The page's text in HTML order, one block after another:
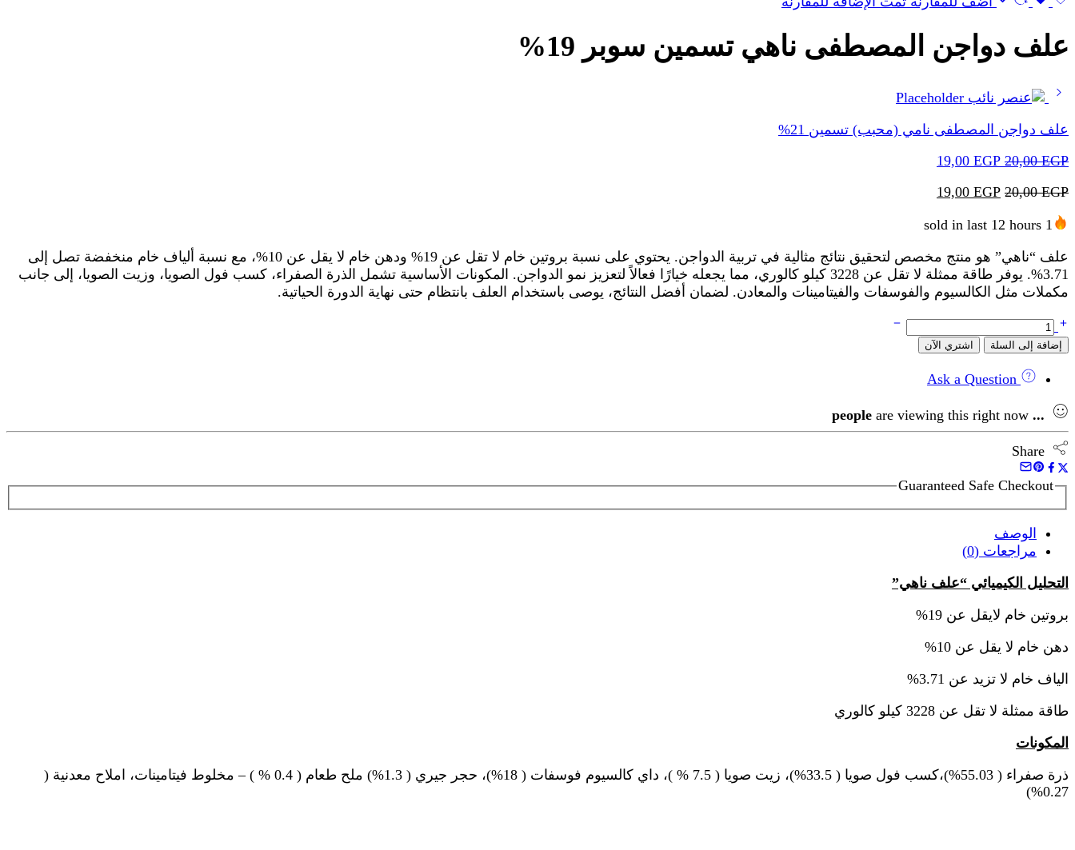
علف دواجن المصطفى ناهي تسمين سوبر 19%
علف دواجن المصطفى نامي (محبب) تسمين 21%
20,00EGP
السعر
هو:
19,00 EGP
هو:
20,00EGP
السعر
هو:
19,00 EGP
هو:
1 sold in last 12 hours
علف “ناهي” هو منتج مخصص لتحقيق نتائج مثالية في تربية الدواجن. يحتوي على نسبة بروتين خام لا تقل عن 19% ودهن خام لا يقل عن 10%، مع نسبة ألياف خام منخفضة تصل إلى
3.71%. يوفر طاقة ممثلة لا تقل عن 3228 كيلو كالوري، مما يجعله خيارًا فعالاً لتعزيز نمو الدواجن. المكونات الأساسية تشمل الذرة الصفراء، كسب فول الصويا، وزيت الصويا، إلى جانب
مكملات مثل الكالسيوم والفوسفات والفيتامينات والمعادن. لضمان أفضل النتائج، يوصى باستخدام العلف بانتظام حتى نهاية الدورة الحياتية.
كمية
علف
دواجن
المصطفى
تسمين
سوبر
19%
إضافة إلى السلة اشتري الآن
...
people are viewing this right now
Guaranteed Safe Checkout
الوصف
مراجعات (0)
التحليل الكيميائي “علف ناهي”
بروتين خام لايقل عن 19%
دهن خام لا يقل عن 10%
الياف خام لا تزيد عن 3.71%
طاقة ممثلة لا تقل عن 3228 كيلو كالوري
المكونات
ذرة صفراء ( 55.03%)،كسب فول صويا ( 33.5%)، زيت صويا ( 7.5 % )، داي كالسيوم فوسفات ( 18%)، حجر جيري ( 1.3%) ملح طعام ( 0.4 % ) – مخلوط فيتامينات، املاح معدنية (
0.27%)